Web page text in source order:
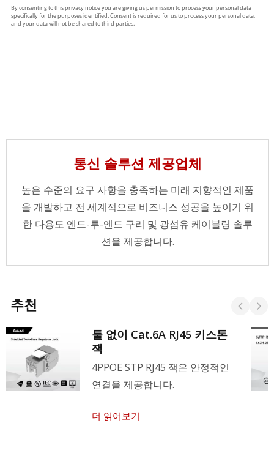
통신 솔루션 제공업체
높은 수준의 요구 사항을 충족하는 미래 지향적인 제품
을 개발하고 전 세계적으로 비즈니스 성공을 높이기 위
한 다용도 엔드-투-엔드 구리 및 광섬유 케이블링 솔루
션을 제공합니다.
추천
툴 없이 Cat.6A RJ45 키스톤
잭
4PPOE STP RJ45 잭은 안정적인
연결을 제공합니다.
더 읽어보기